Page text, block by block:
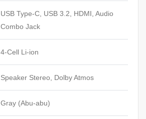
USB Type-C, USB 3.2, HDMI, Audio
Combo Jack
4-Cell Li-ion
Speaker Stereo, Dolby Atmos
Gray (Abu-abu)